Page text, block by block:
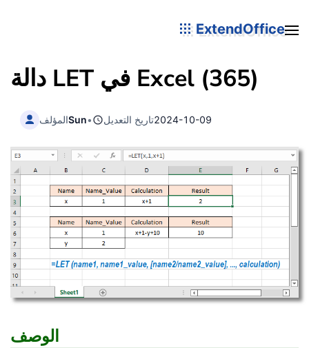
ExtendOffice
دالة LET في Excel (365)
المؤلفSun• تاريخ التعديل2024-10-09
الوصف